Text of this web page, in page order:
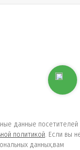
данные посетителей
политикой. Если вы
данных,вам